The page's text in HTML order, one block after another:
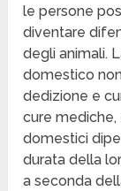
le persone
diventare
degli animali.
domestico
dedizione e
cure mediche,
domestici
durata della
a seconda